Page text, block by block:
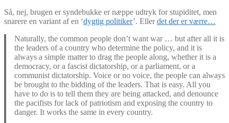
Så, nej, brugen er syndebukke er næppe udtryk for stupiditet, men
snarere en variant af en ‘dygtig politiker’. Ellerdet der er værre…
Naturally, the common people don’t want war … but after all it is
the leaders of a country who determine the policy, and it is
always a simple matter to drag the people along, whether it is a
democracy, or a fascist dictatorship, or a parliament, or a
communist dictatorship. Voice or no voice, the people can always
be brought to the bidding of the leaders. That is easy. All you
have to do is to tell them they are being attacked, and denounce
the pacifists for lack of patriotism and exposing the country to
danger. It works the same in every country.